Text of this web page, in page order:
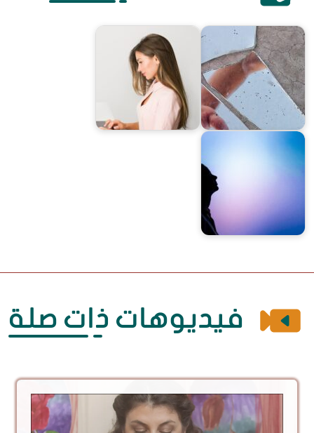
كيف أتخلص من جروح الماضي؟
فيديوهات ذات صلة